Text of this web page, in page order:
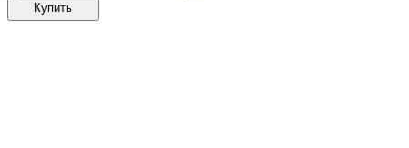
Купить